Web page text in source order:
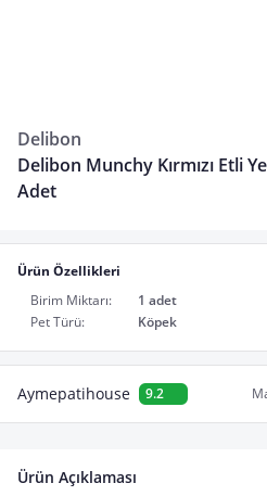
Delibon
Delibon Munchy Kırmızı Etli
Adet
Ürün Özellikleri
Birim Miktarı:
1 adet
Pet Türü:
Köpek
Aymepatihouse 9.2
Ürün Açıklaması